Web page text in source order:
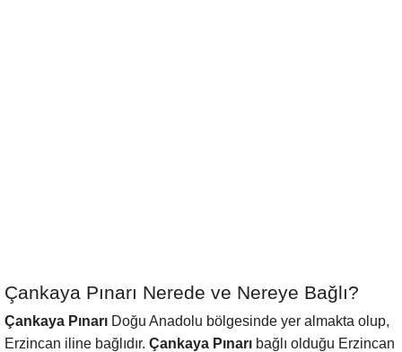
Çankaya Pınarı Nerede ve Nereye Bağlı?
Çankaya Pınarı Doğu Anadolu bölgesinde yer almakta olup,
Erzincan iline bağlıdır. Çankaya Pınarı bağlı olduğu Erzincan